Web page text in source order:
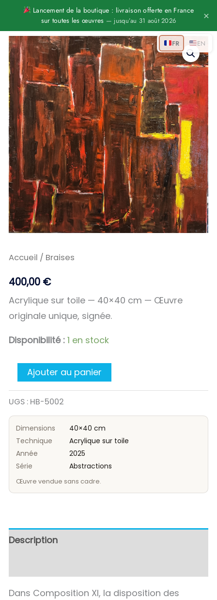
Lancement de la boutique : livraison offerte en France
sur toutes les œuvres — jusqu’au 31 août 2026 ×
contenu
Accueil / Braises
400,00 €
Acrylique sur toile — 40×40 cm — Œuvre
originale unique, signée.
Disponibilité : 1 en stock
quantité
de
Braises
Ajouter au panier
UGS : HB-5002
Dimensions
40×40 cm
Technique
Acrylique sur toile
Année
2025
Série
Abstractions
Œuvre vendue sans cadre.
Description
Dans Composition XI, la disposition des
FR EN